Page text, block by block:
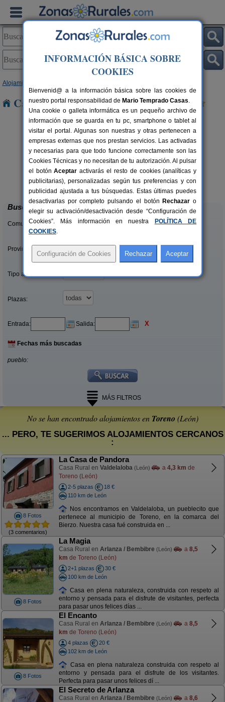
Alojamientos
Casas Rurales cerca de Toreno
8+1 pers.
desde27 €
Complejo Rural Aguas Frías
La Omañuela (León)
Buscar
Comunidades:
Provincias/Islas:
Tipo alquiler:
Plazas:
Entrada: Salida: X
Fechas más buscadas
pueblo:
MÁS FILTROS
No se han encontrado alojamientos en Toreno (León)
... PERO, TE SUGERIMOS ALOJAMIENTOS CERCANOS
:
8 Fotos
(3 comentarios)
La Casa de Pandora
Casa Rural en Valdelaloba (León) a 4,3 km de
Toreno (León)
2-5 plazas
18 €
110 km de León
Nos encontramos en Valdelaloba, un pueblecito que
pertenece al municipio de Toreno, en la comarca del
Bierzo. Nuestra casa fué construida en ...
8 Fotos
La Magia
Casa Rural en Arlanza / Bembibre (León) a 8,5
km de Toreno (León)
2+1 plazas
30 €
100 km de León
Casa en plena naturaleza, construida con respeto al
entorno y pensada para el disfrute de visitantes, perfecta
para pasar unos felices días ...
8 Fotos
El Encanto
Casa Rural en Arlanza / Bembibre (León) a 8,5
km de Toreno (León)
4 plazas
20 €
102 km de León
Casa en plena naturaleza construida con respeto al
entorno y pensada para el disfrute de los visitantes.
Perfecta para pasar unos felices dí ...
El Secreto de Arlanza
Casa Rural en Arlanza / Bembibre (León) a 8,6
INFORMACIÓN BÁSICA SOBRE
COOKIES
Bienvenid@ a la información básica sobre las cookies de
nuestro portal responsabilidad de Mario Temprado Casas.
Una cookie o galleta informática es un pequeño archivo de
información que se guarda en tu pc, smartphone o tablet al
visitar el portal. Algunas son nuestras y otras pertenecen a
empresas externas que nos prestan servicios. Las activadas
y necesarias para que todo funcione correctamente son las
Cookies Técnicas y no necesitan de tu autorización. Al pulsar
el botónAceptar activarás el resto de cookies (analíticas y
publicitarias), personalizadas según tus preferencias y con
publicidad ajustada a tus búsquedas. Estas últimas puedes
desactivarlas por completo pulsando el botón Rechazar o
elegir su activación/desactivación desde “Configuración de
Cookies”. Más información en nuestra
POLÍTICA DE
COOKIES.